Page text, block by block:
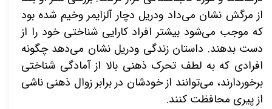
از مرگش نشان می‌داد ودریل دچار آلزایمر وخیم شده بود
که موجب می‌شود بیشتر افراد کارایی شناختی خود را از
دست بدهند. داستان زندگی ودریل نشان می‌دهد چگونه
افرادی که به لطف تحرک ذهنی بالا از آمادگی شناختی
برخوردارند، می‌توانند ازخودشان در برابر زوال ذهنی ناشی
از پیری محافظت کنند.